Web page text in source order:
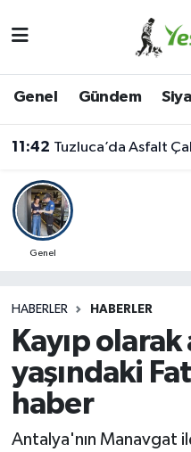
Genel Gündem
11:42 Tuzluca’da Asfalt Çalışmaları
Genel
HABERLER HABERLER
Kayıp
yaşındaki
haber
Antalya'nın Manavgat
İğdir Namaz
Iğdır Trafik
Süper Lig Puan
Son Dakika
Haber Arşivi